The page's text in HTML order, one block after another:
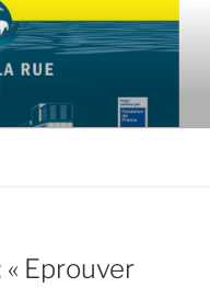
leurs Accompagnants des
Eprouver